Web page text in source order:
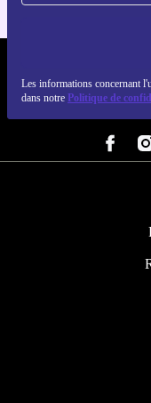
Les informations concernant
dans notre Politique de